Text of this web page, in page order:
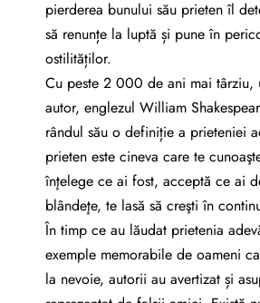
pierderea bunului său prieten îl
să renunțe la luptă și pune în
ostilităților.
Cu peste 2 000 de ani mai târziu,
autor, englezul William
rândul său o definiție a prieteniei
prieten este cineva care te
înţelege ce ai fost, acceptă ce ai
blândeţe, te lasă să creşti în
În timp ce au lăudat prietenia
exemple memorabile de oameni
la nevoie, autorii au avertizat și